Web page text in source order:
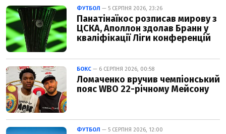
ФУТБОЛ — 5 СЕРПНЯ 2026, 23:26
Панатінаїкос розписав мирову з
ЦСКА, Аполлон здолав Бранн у
кваліфікації Ліги конференцій
БОКС — 6 СЕРПНЯ 2026, 00:58
Ломаченко вручив чемпіонський
пояс WBO 22-річному Мейсону
ФУТБОЛ — 5 СЕРПНЯ 2026, 12:00